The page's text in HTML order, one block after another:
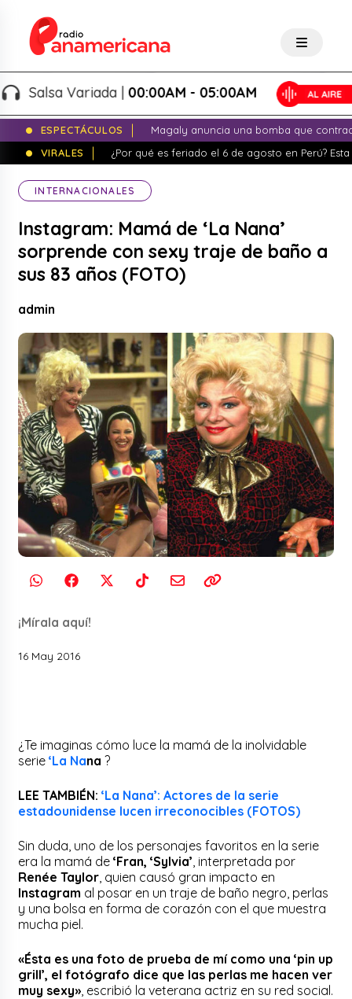
Variada |00:00AM - 05:00AM
ESPECTÁCULOS
Magaly anuncia una bomba que
VIRALES
¿Por qué es feriado el 6 de agosto en Perú?
INTERNACIONALES
Instagram: Mamá de ‘La Nana’
sorprende con sexy traje de baño a
sus 83 años (FOTO)
admin
¡Mírala aquí!
16 May 2016
¿Te imaginas cómo luce la mamá de la inolvidable
serie ‘La Nana ?
LEE TAMBIÉN:‘La Nana’: Actores de la serie
estadounidense lucen irreconocibles (FOTOS)
Sin duda, uno de los personajes favoritos en la serie
era la mamá de‘Fran, ‘Sylvia’ , interpretada por
Renée Taylor , quien causó gran impacto en
Instagram al posar en un traje de baño negro, perlas
y una bolsa en forma de corazón con el que muestra
mucha piel.
«Ésta es una foto de prueba de mí como una ‘pin up
grill’, el fotógrafo dice que las perlas me hacen ver
muy sexy» , escribió la veterana actriz en su red social.